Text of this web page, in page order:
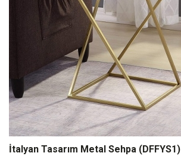
İtalyan Tasarım Metal Sehpa (DFFYS1)